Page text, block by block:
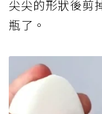
尖尖的形狀後剪
瓶了。